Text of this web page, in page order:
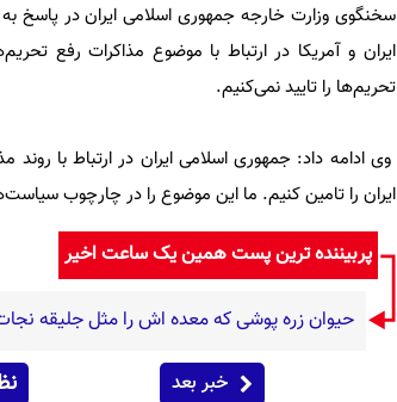
سخنگوی وزارت خارجه جمهوری اسلامی ایران در پاسخ به
ایران و آمریکا در ارتباط با موضوع مذاکرات رفع
تحریم‌ها را تایید نمی‌کنیم.
وی ادامه داد: جمهوری اسلامی ایران در ارتباط با
ایران را تامین کنیم. ما این موضوع را در چارچوب
پربیننده ترین پست همین یک ساعت اخیر
حیوان زره پوشی که معده اش را مثل جلیقه
خبر بعد